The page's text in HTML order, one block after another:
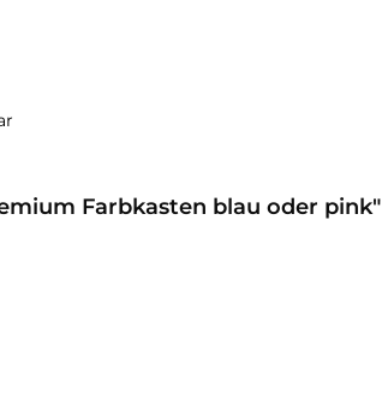
Farbkasten blau oder pink"